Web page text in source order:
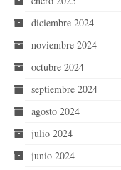
diciembre 2024
noviembre 2024
octubre 2024
septiembre 2024
agosto 2024
julio 2024
junio 2024